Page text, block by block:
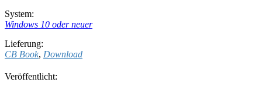
System:
Windows 10 oder neuer
Lieferung:
CB Book, Download
Veröffentlicht: